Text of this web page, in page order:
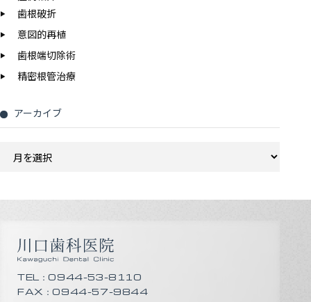
歯根破折
意図的再植
歯根端切除術
精密根管治療
アーカイブ
イ
TEL：0944-53-8110
FAX：0944-57-9844